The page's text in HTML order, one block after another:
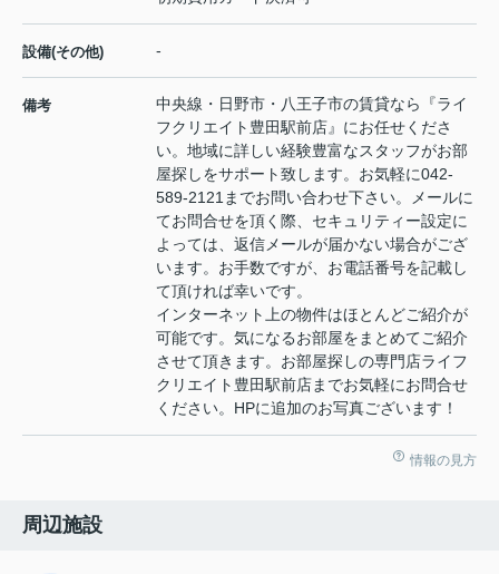
設備(その他) -
備考
中央線・日野市・八王子市の賃貸なら『ライ
フクリエイト豊田駅前店』にお任せくださ
い。地域に詳しい経験豊富なスタッフがお部
屋探しをサポート致します。お気軽に042-
589-2121までお問い合わせ下さい。メールに
てお問合せを頂く際、セキュリティー設定に
よっては、返信メールが届かない場合がござ
います。お手数ですが、お電話番号を記載し
て頂ければ幸いです。
インターネット上の物件はほとんどご紹介が
可能です。気になるお部屋をまとめてご紹介
させて頂きます。お部屋探しの専門店ライフ
クリエイト豊田駅前店までお気軽にお問合せ
ください。HPに追加のお写真ございます！
情報の見方
周辺施設